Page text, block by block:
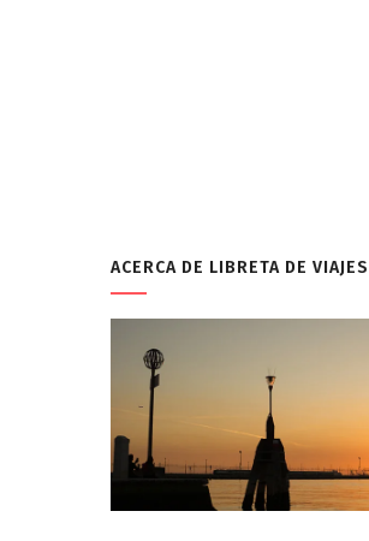
ACERCA DE LIBRETA DE VIAJES